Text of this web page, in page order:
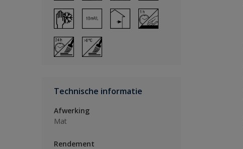
Technische informatie
Afwerking
Mat
Rendement